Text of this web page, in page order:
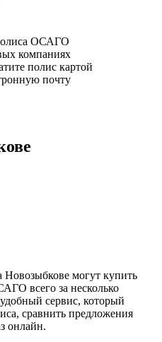
ОСАГО
компаниях
полис картой
почту
могут купить
всего за несколько
сервис, который
сравнить предложения
онлайн.